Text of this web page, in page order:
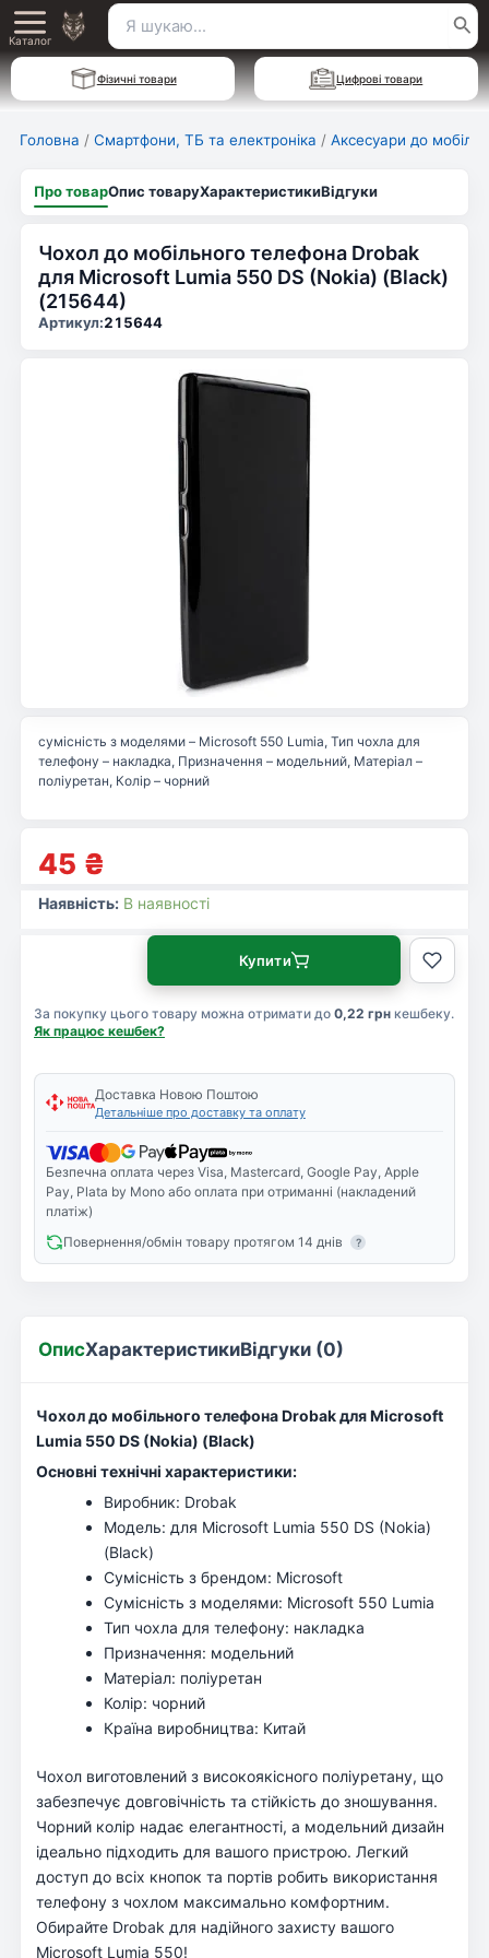
Перейти
до
вмісту
Main
Menu
Каталог
Пошук
для:
Фізичні товари Цифрові товари
Головна / Смартфони, ТБ та електроніка / Аксесуари до
Про товарОпис товаруХарактеристикиВідгуки
Чохол до мобільного телефона Drobak
для Microsoft Lumia 550 DS (Nokia) (Black)
(215644)
Артикул:215644
45 ₴
сумісність з моделями – Microsoft 550 Lumia, Тип чохла для
телефону – накладка, Призначення – модельний, Матеріал –
поліуретан, Колір – чорний
Наявність: В наявності
За покупку цього товару можна отримати до 0,22 грн кешбеку.
Як працює кешбек?
Купити
Доставка Новою Поштою
Детальніше про доставку та оплату
Безпечна оплата через Visa, Mastercard, Google Pay, Apple
Pay, Plata by Mono або оплата при отриманні (накладений
платіж)
Повернення/обмін товару протягом 14 днів
?
ОписХарактеристикиВідгуки (0)
Чохол до мобільного телефона Drobak для Microsoft
Lumia 550 DS (Nokia) (Black)
Основні технічні характеристики:
Виробник: Drobak
Модель: для Microsoft Lumia 550 DS (Nokia)
(Black)
Сумісність з брендом: Microsoft
Сумісність з моделями: Microsoft 550 Lumia
Тип чохла для телефону: накладка
Призначення: модельний
Матеріал: поліуретан
Колір: чорний
Країна виробництва: Китай
Чохол виготовлений з високоякісного поліуретану, що
забезпечує довговічність та стійкість до зношування.
Чорний колір надає елегантності, а модельний дизайн
ідеально підходить для вашого пристрою. Легкий
доступ до всіх кнопок та портів робить використання
телефону з чохлом максимально комфортним.
Обирайте Drobak для надійного захисту вашого
Microsoft Lumia 550!